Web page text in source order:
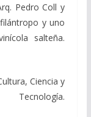
Pedro Coll y
y uno
salteña.
Ciencia y
Tecnología.